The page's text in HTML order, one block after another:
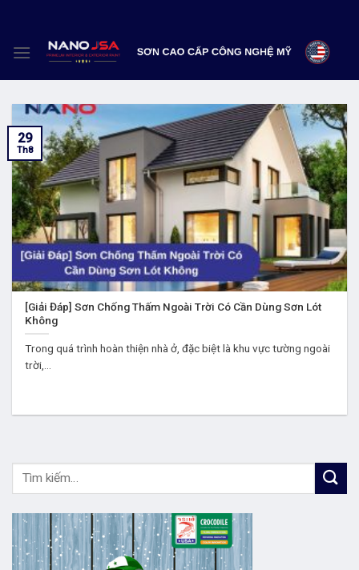
content
[Giải Đáp] Sơn Chống Thấm Ngoài Trời Có Cần Dùng Sơn Lót
Không
Trong quá trình hoàn thiện nhà ở, đặc biệt là khu vực tường ngoài
trời,...
29
Th8